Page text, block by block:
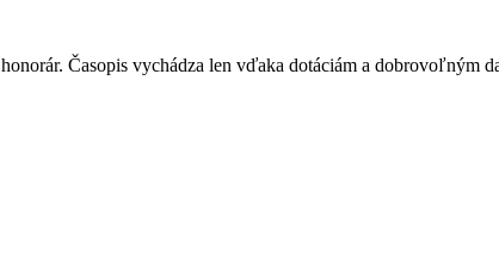
Časopis vychádza len vďaka dotáciám a dobrovoľným